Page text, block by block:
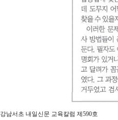
강남서초 내일신문 교육칼럼 제590호